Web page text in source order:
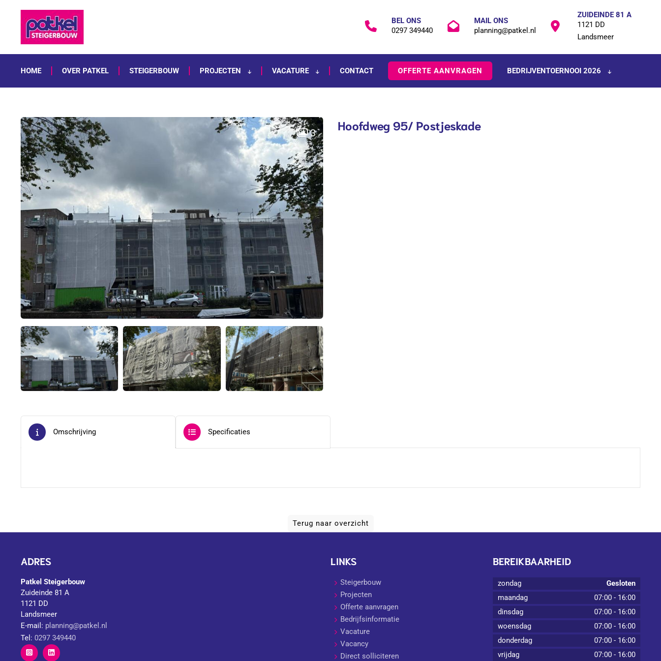
BEL ONS
0297 349440
MAIL ONS
planning@patkel.nl
ZUIDEINDE 81 A
1121 DD
Landsmeer
HOME OVER PATKEL STEIGERBOUW PROJECTEN VACATURE CONTACT OFFERTE AANVRAGEN BEDRIJVENTOERNOOI 2026
Hoofdweg 95/ Postjeskade
3
Omschrijving Specificaties
Terug naar overzicht
ADRES
Patkel Steigerbouw
Zuideinde 81 A
1121 DD
Landsmeer
E-mail: planning@patkel.nl
Tel: 0297 349440
LINKS
Steigerbouw
Projecten
Offerte aanvragen
Bedrijfsinformatie
Vacature
Vacancy
Direct solliciteren
BEREIKBAARHEID
zondag
Gesloten
maandag
07:00 - 16:00
dinsdag
07:00 - 16:00
woensdag
07:00 - 16:00
donderdag
07:00 - 16:00
vrijdag
07:00 - 16:00